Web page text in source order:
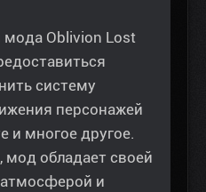
Oblivion Lost
систему
персонажей
и многое другое.
обладает своей
и